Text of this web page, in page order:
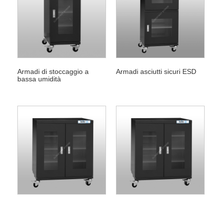
Armadi di stoccaggio a
bassa umidità
Armadi asciutti sicuri ESD